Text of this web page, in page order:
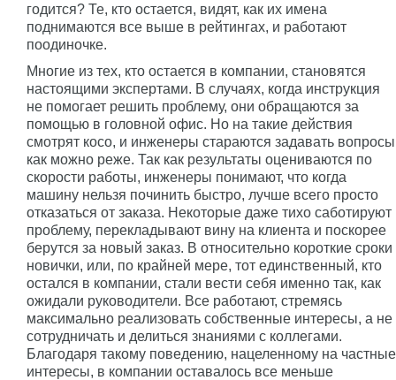
годится? Те, кто остается, видят, как их имена
поднимаются все выше в рейтингах, и работают
поодиночке.
Многие из тех, кто остается в компании, становятся
настоящими экспертами. В случаях, когда инструкция
не помогает решить проблему, они обращаются за
помощью в головной офис. Но на такие действия
смотрят косо, и инженеры стараются задавать вопросы
как можно реже. Так как результаты оцениваются по
скорости работы, инженеры понимают, что когда
машину нельзя починить быстро, лучше всего просто
отказаться от заказа. Некоторые даже тихо саботируют
проблему, перекладывают вину на клиента и поскорее
берутся за новый заказ. В относительно короткие сроки
новички, или, по крайней мере, тот единственный, кто
остался в компании, стали вести себя именно так, как
ожидали руководители. Все работают, стремясь
максимально реализовать собственные интересы, а не
сотрудничать и делиться знаниями с коллегами.
Благодаря такому поведению, нацеленному на частные
интересы, в компании оставалось все меньше